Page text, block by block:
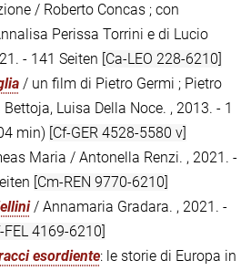
/ Roberto Concas ; con
Perissa Torrini e di Lucio
- 141 Seiten [Ca-LEO 228-6210]
/ un film di Pietro Germi ; Pietro
Luisa Della Noce. , 2013. - 1
min) [Cf-GER 4528-5580 v]
Maria / Antonella Renzi. , 2021. -
[Cm-REN 9770-6210]
/ Annamaria Gradara. , 2021. -
FEL 4169-6210]
esordiente: le storie di Europa in